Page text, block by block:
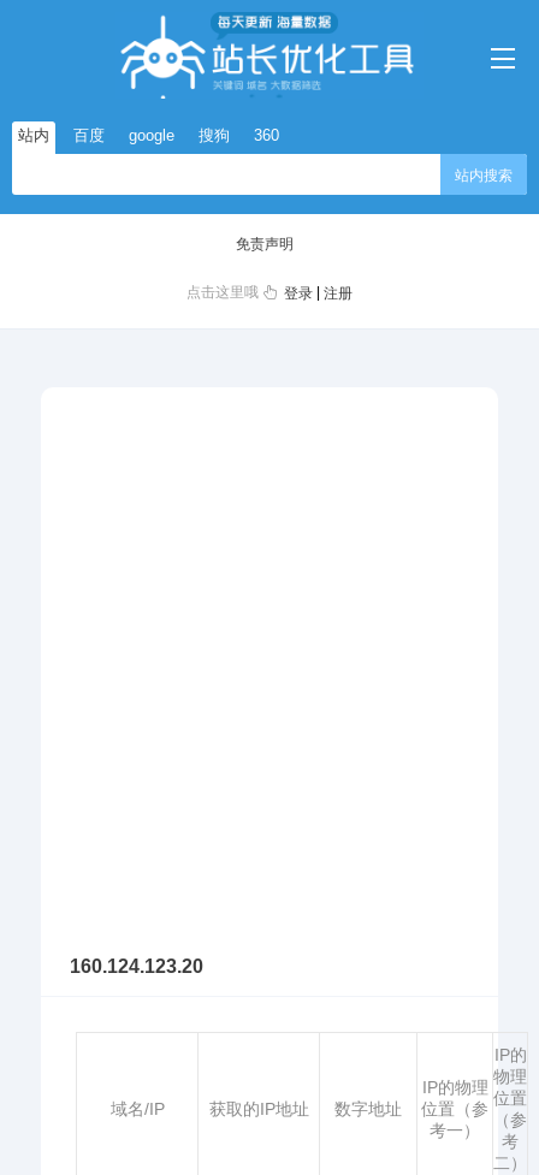
站内 百度 google 搜狗 360
站内搜索
免责声明
点击这里哦 登录 |注册
160.124.123.20
域名/IP 获取的IP地址 数字地址
IP的物理
位置（参
考一）
IP的
物理
位置
（参
考
二）